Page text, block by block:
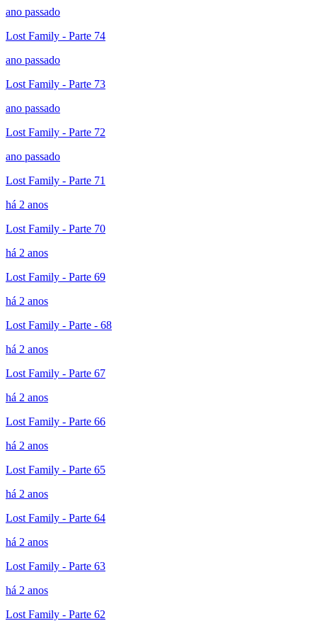
ano passado
Lost Family - Parte 74
ano passado
Lost Family - Parte 73
ano passado
Lost Family - Parte 72
ano passado
Lost Family - Parte 71
há 2 anos
Lost Family - Parte 70
há 2 anos
Lost Family - Parte 69
há 2 anos
Lost Family - Parte - 68
há 2 anos
Lost Family - Parte 67
há 2 anos
Lost Family - Parte 66
há 2 anos
Lost Family - Parte 65
há 2 anos
Lost Family - Parte 64
há 2 anos
Lost Family - Parte 63
há 2 anos
Lost Family - Parte 62